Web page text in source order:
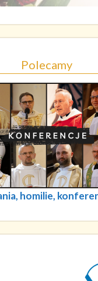
Polecamy
homilie,